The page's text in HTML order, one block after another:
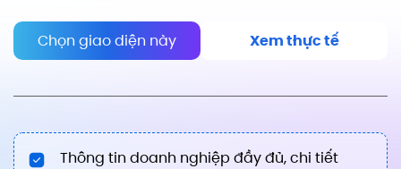
Chọn giao diện này Xem thực tế
Thông tin doanh nghiệp đầy đủ, chi tiết